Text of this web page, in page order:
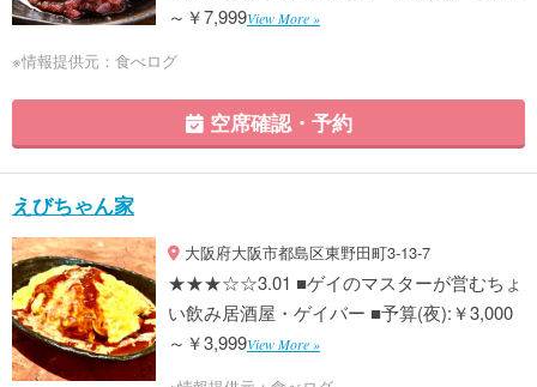
～￥7,999View More »
※情報提供元：食べログ
空席確認・予約
えびちゃん家
大阪府大阪市都島区東野田町3-13-7
★★★☆☆3.01 ■ゲイのマスターが営むちょ
い飲み居酒屋・ゲイバー ■予算(夜):￥3,000
～￥3,999View More »